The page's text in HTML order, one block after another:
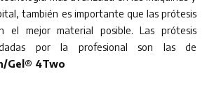
también es importante que las prótesis
el mejor material posible. Las prótesis
por la profesional son las de
Gel® 4Two